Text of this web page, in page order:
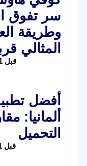
سر تفوق
وطريقة
المثالي
قبل 1 سنة |
أفضل
ألمانيا:
التحميل
قبل 1 سنة |